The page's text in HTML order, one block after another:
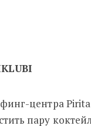
центра
пару